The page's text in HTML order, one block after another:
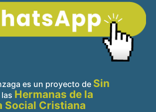
es un proyecto de Sin
las Hermanas de la
Social Cristiana